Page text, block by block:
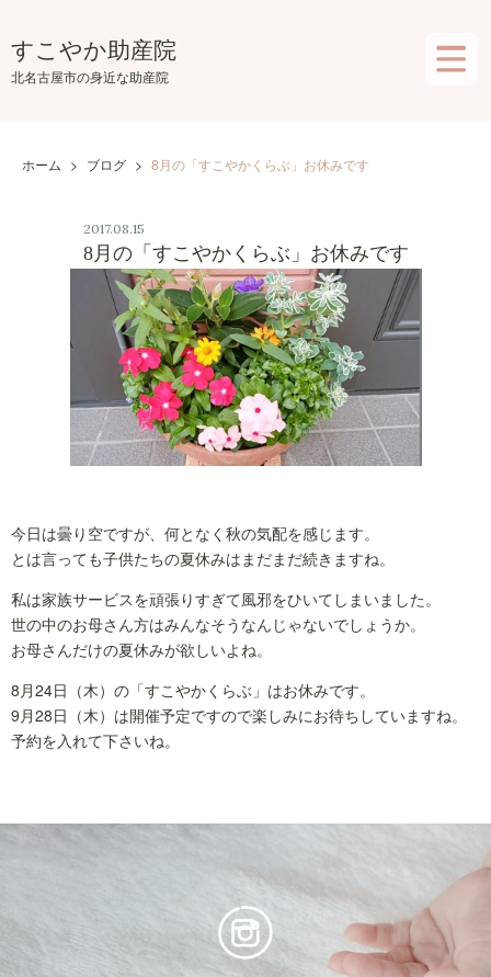
the
content
すこやか助産院
北名古屋市の身近な助産院
ホーム > ブログ > 8月の「すこやかくらぶ」お休みです
8月の「すこやかくらぶ」お休みです
2017.08.15
今日は曇り空ですが、何となく秋の気配を感じます。
とは言っても子供たちの夏休みはまだまだ続きますね。
私は家族サービスを頑張りすぎて風邪をひいてしまいました。
世の中のお母さん方はみんなそうなんじゃないでしょうか。
お母さんだけの夏休みが欲しいよね。
8月24日（木）の「すこやかくらぶ」はお休みです。
9月28日（木）は開催予定ですので楽しみにお待ちしていますね。
予約を入れて下さいね。